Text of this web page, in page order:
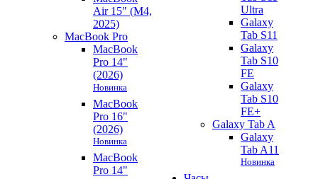
Air 15" (M4,
2025)
MacBook Pro
MacBook
Pro 14"
(2026)
Новинка
MacBook
Pro 16"
(2026)
Новинка
MacBook
Pro 14"
Ultra
Galaxy
Tab S11
Galaxy
Tab S10
FE
Galaxy
Tab S10
FE+
Galaxy Tab A
Galaxy
Tab A11
Новинка